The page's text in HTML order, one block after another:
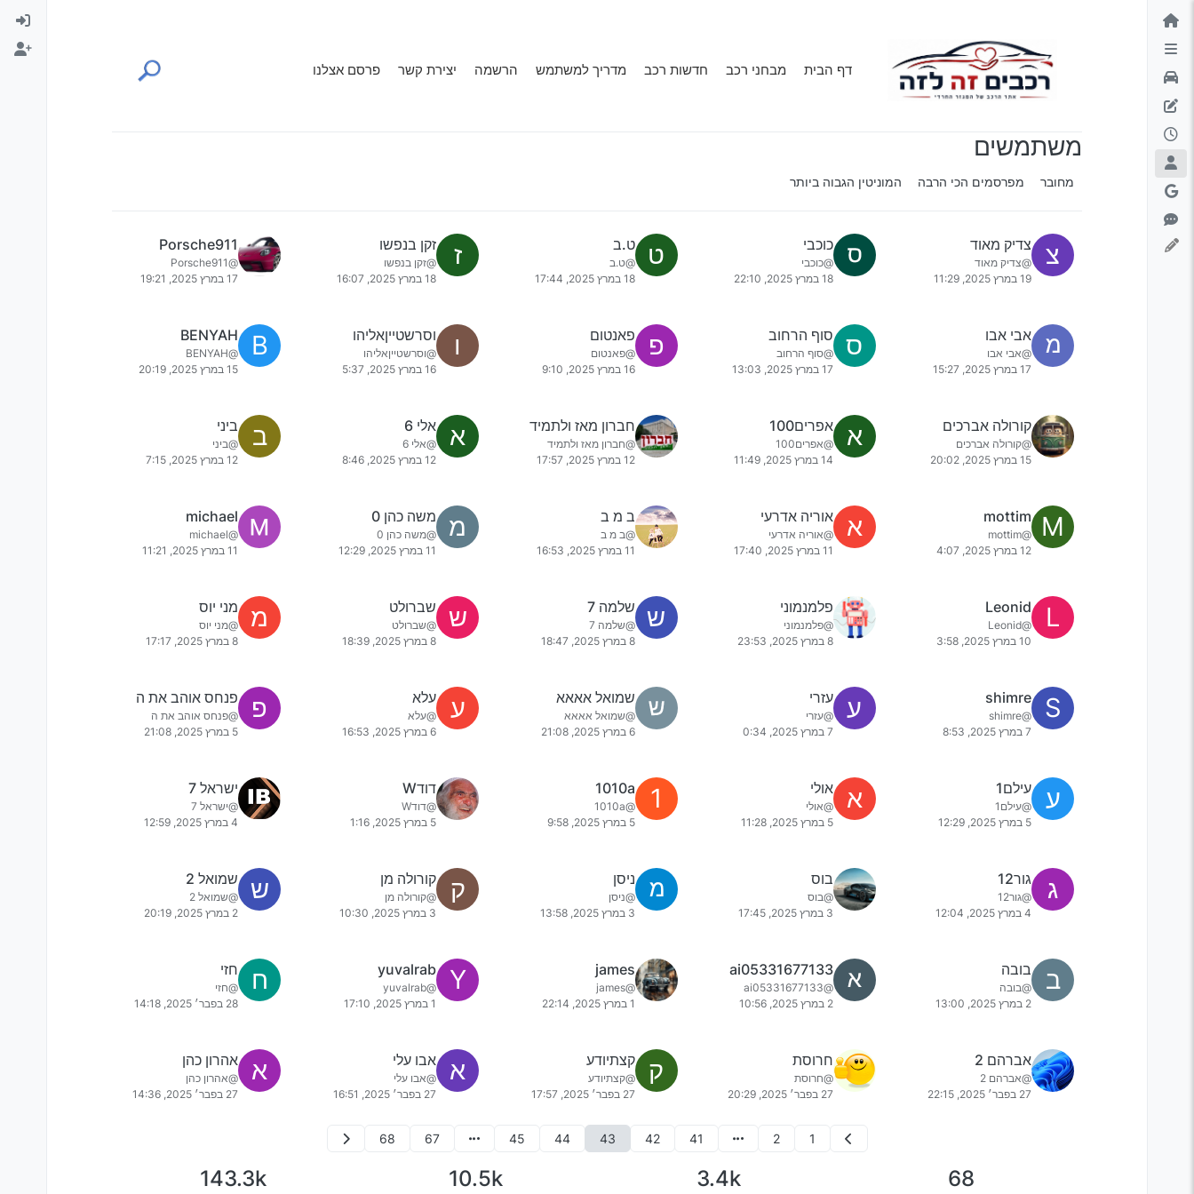
דילוג לתוכן
דף הבית מבחני רכב חדשות רכב מדריך למשתמש הרשמה יצירת קשר פרסם אצלנו
משתמשים
מחובר מפרסמים הכי הרבה המוניטין הגבוה ביותר
צ צדיק מאוד
@צדיק מאוד
19 במרץ 2025, 11:29
כוכבי
@כוכבי
18 במרץ 2025, 22:10
ט ט.ב
@ט.ב
18 במרץ 2025, 17:44
ז זקן בנפשו
@זקן בנפשו
18 במרץ 2025, 16:07
Porsche911
@Porsche911
17 במרץ 2025, 19:21
אבי אבו
@אבי אבו
17 במרץ 2025, 15:27
ס סוף הרחוב
@סוף הרחוב
17 במרץ 2025, 13:03
פ פאנטום
@פאנטום
16 במרץ 2025, 9:10
ו וסרשטייןאליהו
@וסרשטייןאליהו
16 במרץ 2025, 5:37
B
BENYAH
@BENYAH
15 במרץ 2025, 20:19
קורולה אברכים
@קורולה אברכים
15 במרץ 2025, 20:02
א אפרים100
@אפרים100
14 במרץ 2025, 11:49
חברון מאז ולתמיד
@חברון מאז ולתמיד
12 במרץ 2025, 17:57
א אלי 6
@אלי 6
12 במרץ 2025, 8:46
ב ביני
@ביני
12 במרץ 2025, 7:15
M
mottim
@mottim
12 במרץ 2025, 4:07
א אוריה אדרעי
@אוריה אדרעי
11 במרץ 2025, 17:40
ב מ ב
@ב מ ב
11 במרץ 2025, 16:53
מ משה כהן 0
@משה כהן 0
11 במרץ 2025, 12:29
michael
@michael
11 במרץ 2025, 11:21
L
Leonid
@Leonid
10 במרץ 2025, 3:58
פלמנמוני
@פלמנמוני
8 במרץ 2025, 23:53
ש שלמה 7
@שלמה 7
8 במרץ 2025, 18:47
ש שברולט
@שברולט
8 במרץ 2025, 18:39
מ מני יוס
@מני יוס
8 במרץ 2025, 17:17
S
shimre
@shimre
7 במרץ 2025, 8:53
ע עזרי
@עזרי
7 במרץ 2025, 0:34
שמואל אאאא
@שמואל אאאא
6 במרץ 2025, 21:08
ע עלא
@עלא
6 במרץ 2025, 16:53
פ פנחס אוהב את ה
@פנחס אוהב את ה
5 במרץ 2025, 21:08
ע עילם1
@עילם1
5 במרץ 2025, 12:29
א אולי
@אולי
5 במרץ 2025, 11:28
1
1010a
@1010a
5 במרץ 2025, 9:58
דודW
@דודW
5 במרץ 2025, 1:16
ישראל 7
@ישראל 7
4 במרץ 2025, 12:59
ג גור12
@גור12
4 במרץ 2025, 12:04
בוס
@בוס
3 במרץ 2025, 17:45
ניסן
@ניסן
3 במרץ 2025, 13:58
ק קורולה מן
@קורולה מן
3 במרץ 2025, 10:30
ש שמואל 2
@שמואל 2
2 במרץ 2025, 20:19
ב בובה
@בובה
2 במרץ 2025, 13:00
ai05331677133
@ai05331677133
2 במרץ 2025, 10:56
james
@james
1 במרץ 2025, 22:14
Y
yuvalrab
@yuvalrab
1 במרץ 2025, 17:10
ח חזי
@חזי
28 בפבר׳ 2025, 14:18
אברהם 2
@אברהם 2
27 בפבר׳ 2025, 22:15
חרוסת
@חרוסת
27 בפבר׳ 2025, 20:29
ק קצתיודע
@קצתיודע
27 בפבר׳ 2025, 17:57
א אבו עלי
@אבו עלי
27 בפבר׳ 2025, 16:51
א אהרון כהן
@אהרון כהן
27 בפבר׳ 2025, 14:36
1
2
41
42
43
44
45
67
68
68
3.4k
10.5k
143.3k